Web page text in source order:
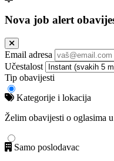
Nova job alert
Email adresa
Učestalost
Tip obavijesti
Kategorije i lokacija
Želim obavijesti o oglasima
Samo poslodavac